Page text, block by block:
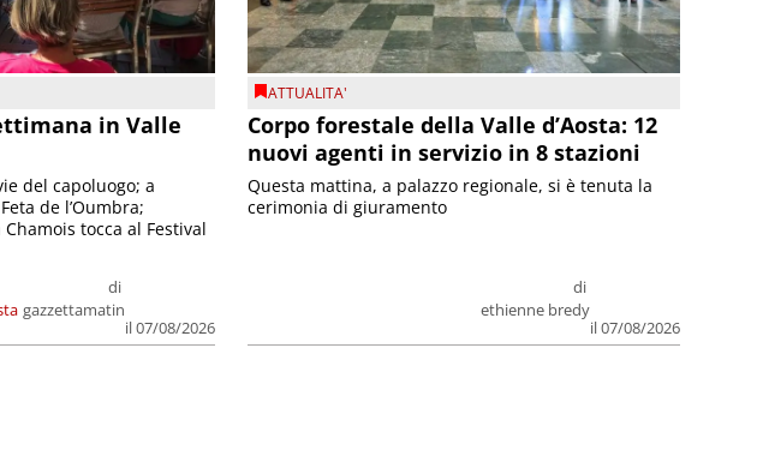
in Valle
di
gazzettamatin
il 07/08/2026
del capoluogo; a
de l’Oumbra;
tocca al Festival
ATTUALITA'
Corpo forestale della Valle d’Aosta: 12
nuovi agenti in servizio in 8 stazioni
di
ethienne bredy
il 07/08/2026
Questa mattina, a palazzo regionale, si è tenuta la
cerimonia di giuramento